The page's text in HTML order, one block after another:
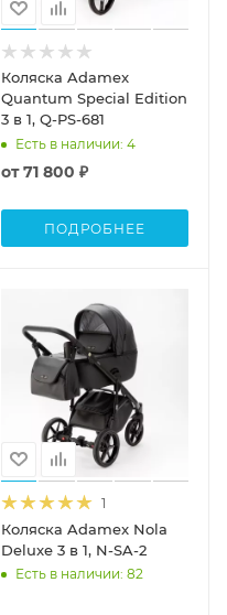
Коляска Adamex
Quantum Special Edition
3 в 1, Q-PS-681
Есть в наличии: 4
от71 800 ₽
ПОДРОБНЕЕ
1
Коляска Adamex Nola
Deluxe 3 в 1, N-SA-2
Есть в наличии: 82